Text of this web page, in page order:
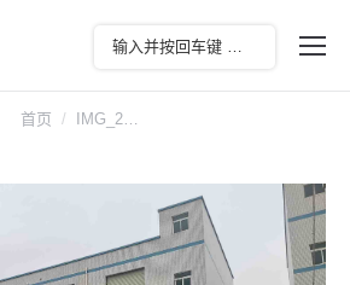
首页 IMG_2…